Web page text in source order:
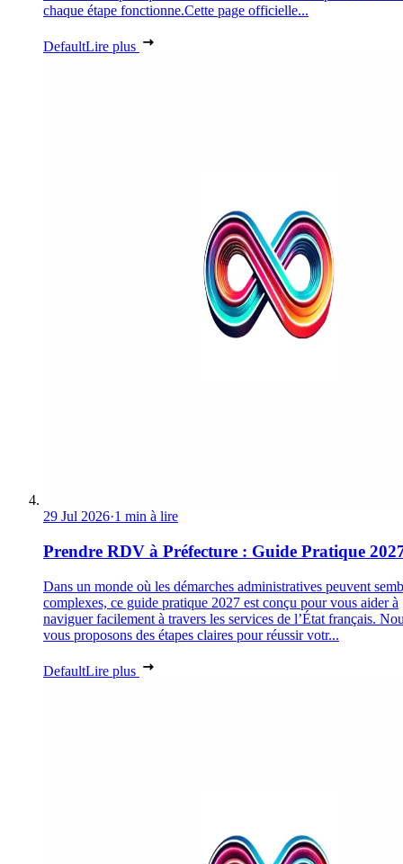
chaque étape fonctionne.Cette page officielle...
DefaultLire plus
29 Jul 2026·1 min à lire
Prendre RDV à Préfecture : Guide Pratique
Dans un monde où les démarches administratives peuvent
complexes, ce guide pratique 2027 est conçu pour vous aider à
naviguer facilement à travers les services de l’État français.
vous proposons des étapes claires pour réussir votr...
DefaultLire plus